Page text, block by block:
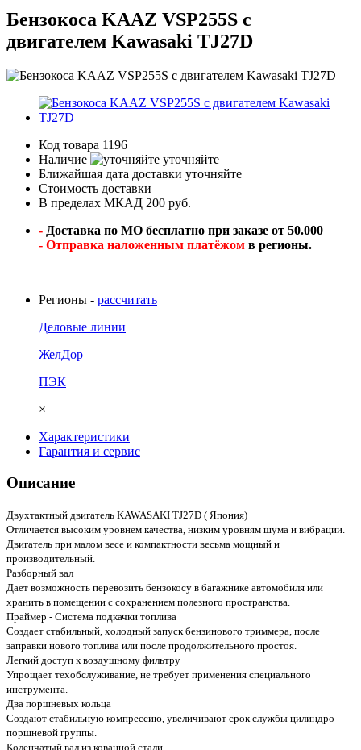
Бензокоса KAAZ VSP255S с
двигателем Kawasaki TJ27D
Код товара 1196
Наличие
уточняйте
Ближайшая дата доставки уточняйте
Стоимость доставки
В пределах МКАД 200 руб.
- Доставка по МО бесплатно при заказе от 50.000
- Отправка наложенным платёжом в регионы.
Регионы - рассчитать
Деловые линии
ЖелДор
ПЭК
×
Характеристики
Гарантия и сервис
Описание
Двухтактный двигатель KAWASAKI TJ27D ( Япония)
Отличается высоким уровнем качества, низким уровням шума и вибрации.
Двигатель при малом весе и компактности весьма мощный и
производительный.
Разборный вал
Дает возможность перевозить бензокосу в багажнике автомобиля или
хранить в помещении с сохранением полезного пространства.
Праймер - Система подкачки топлива
Создает стабильный, холодный запуск бензинового триммера, после
заправки нового топлива или после продолжительного простоя.
Легкий доступ к воздушному фильтру
Упрощает техобслуживание, не требует применения специального
инструмента.
Два поршневых кольца
Создают стабильную компрессию, увеличивают срок службы цилиндро-
поршневой группы.
Коленчатый вал из кованной стали